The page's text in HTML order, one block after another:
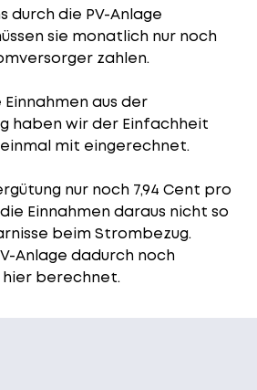
die PV-Anlage
sie monatlich nur noch
zahlen.
aus der
haben wir der Einfachheit
mit eingerechnet.
nur noch 7,94 Cent pro
Einnahmen daraus nicht so
beim Strombezug.
Anlage dadurch noch
berechnet.